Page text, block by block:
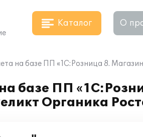
Каталог О
на базе ПП «1C:Розница 8.
базе ПП
Органика